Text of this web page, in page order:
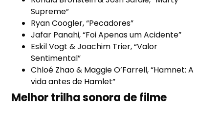
Supreme”
Ryan Coogler, “Pecadores”
Jafar Panahi, “Foi Apenas um Acidente”
Eskil Vogt & Joachim Trier, “Valor
Sentimental”
Chloé Zhao & Maggie O’Farrell, “Hamnet: A
vida antes de Hamlet”
Melhor trilha sonora de filme